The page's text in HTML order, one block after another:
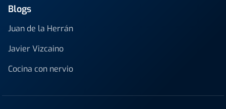
Blogs
Juan de la Herrán
Javier Vizcaino
Cocina con nervio